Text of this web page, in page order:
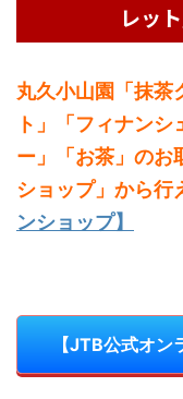
レッ
丸久小山園「抹茶
ト」「フィナン
ー」「お茶」のお
ショップ」から
ンショップ】
【JTB公式オ